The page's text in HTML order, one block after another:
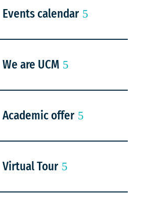
Events calendar
We are UCM
Academic offer
Virtual Tour